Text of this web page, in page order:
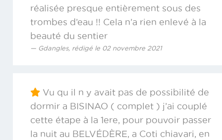
réalisée presque entièrement sous des
trombes d’eau !! Cela n’a rien enlevé à la
beauté du sentier
Gdangles, rédigé le 02 novembre 2021
Vu qu il n y avait pas de possibilité de
dormir a BISINAO ( complet ) j’ai couplé
cette étape à la 1ere, pour pouvoir passer
la nuit au BELVÉDÈRE, a Coti chiavari, en